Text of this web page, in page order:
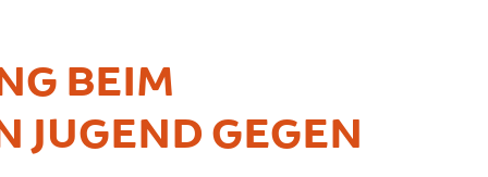
BEIM A
GEGEN G